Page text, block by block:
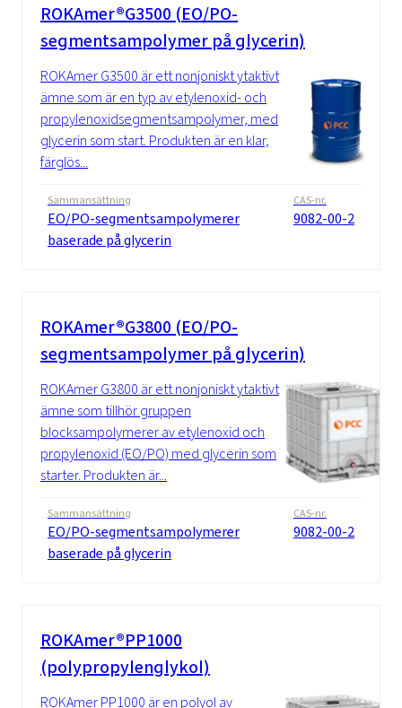
ROKAmer®G3500 (EO/PO-
segmentsampolymer på glycerin)
ROKAmer G3500 är ett nonjoniskt ytaktivt
ämne som är en typ av etylenoxid- och
propylenoxidsegmentsampolymer, med
glycerin som start. Produkten är en klar,
färglös...
Sammansättning
EO/PO-segmentsampolymerer
baserade på glycerin
CAS-nr.
9082-00-2
ROKAmer®G3800 (EO/PO-
segmentsampolymer på glycerin)
ROKAmer G3800 är ett nonjoniskt ytaktivt
ämne som tillhör gruppen
blocksampolymerer av etylenoxid och
propylenoxid (EO/PO) med glycerin som
starter. Produkten är...
Sammansättning
EO/PO-segmentsampolymerer
baserade på glycerin
CAS-nr.
9082-00-2
ROKAmer®PP1000
(polypropylenglykol)
ROKAmer PP1000 är en polyol av